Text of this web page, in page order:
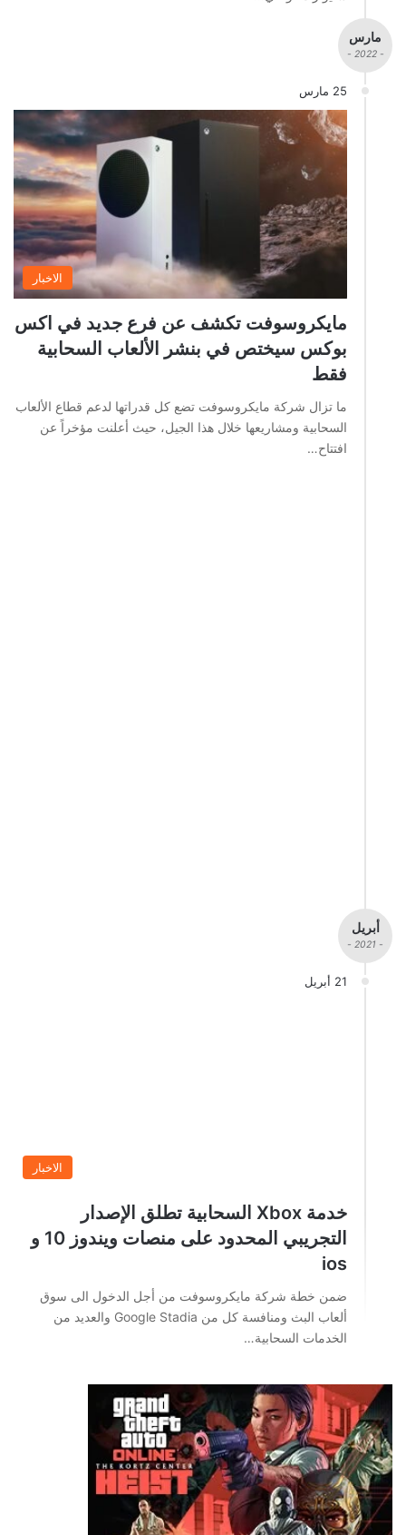
مارس
- 2022 -
25 مارس
الاخبار
مايكروسوفت تكشف عن فرع جديد في اكس
بوكس سيختص في بنشر الألعاب السحابية
فقط
ما تزال شركة مايكروسوفت تضع كل قدراتها لدعم قطاع الألعاب
السحابية ومشاريعها خلال هذا الجيل، حيث أعلنت مؤخراً عن
افتتاح…
أبريل
- 2021 -
21 أبريل
الاخبار
خدمة Xbox السحابية تطلق الإصدار
التجريبي المحدود على منصات ويندوز 10 و
ios
ضمن خطة شركة مايكروسوفت من أجل الدخول الى سوق
ألعاب البث ومنافسة كل من Google Stadia والعديد من
الخدمات السحابية…